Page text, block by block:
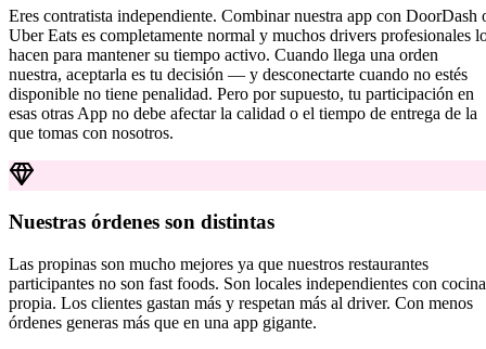
Eres contratista independiente. Combinar nuestra app con DoorDash
Uber Eats es completamente normal y muchos drivers profesionales
hacen para mantener su tiempo activo. Cuando llega una orden
nuestra, aceptarla es tu decisión — y desconectarte cuando no estés
disponible no tiene penalidad. Pero por supuesto, tu participación en
esas otras App no debe afectar la calidad o el tiempo de entrega de la
que tomas con nosotros.
Nuestras órdenes son distintas
Las propinas son mucho mejores ya que nuestros restaurantes
participantes no son fast foods. Son locales independientes con cocina
propia. Los clientes gastan más y respetan más al driver. Con menos
órdenes generas más que en una app gigante.